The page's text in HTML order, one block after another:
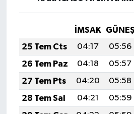
İMSAK GÜNEŞ
25 Tem Cts
04:17 05:56
26 Tem Paz
04:18 05:57
27 Tem Pts
04:20 05:58
28 Tem Sal
04:21 05:59